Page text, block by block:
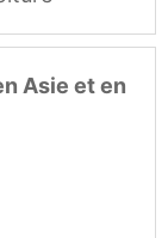
Asie et en